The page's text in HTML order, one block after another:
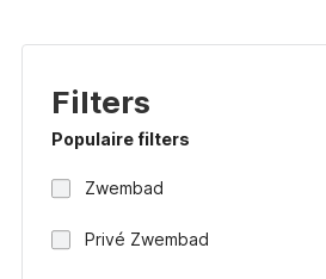
Filters
Populaire filters
Zwembad
Privé Zwembad